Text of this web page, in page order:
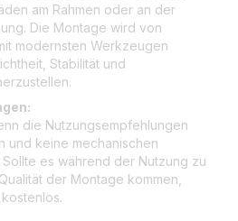
am Rahmen oder an der
Die Montage wird von
modernsten Werkzeugen
Stabilität und
die Nutzungsempfehlungen
und keine mechanischen
es während der Nutzung zu
der Montage kommen,